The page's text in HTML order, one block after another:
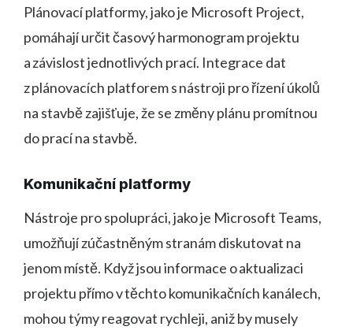
Plánovací platformy, jako je Microsoft Project,
pomáhají určit časový harmonogram projektu
a závislost jednotlivých prací. Integrace dat
z plánovacích platforem s nástroji pro řízení úkolů
na stavbě zajišťuje, že se změny plánu promítnou
do prací na stavbě.
Komunikační platformy
Nástroje pro spolupráci, jako je Microsoft Teams,
umožňují zúčastněným stranám diskutovat na
jenom místě. Když jsou informace o aktualizaci
projektu přímo v těchto komunikačních kanálech,
mohou týmy reagovat rychleji, aniž by musely